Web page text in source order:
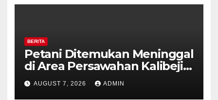
BERITA
Petani Ditemukan Meninggal
di Area Persawahan Kalibeji,
Polisi Pastikan Tidak Ada
Tanda Kekerasan
AUGUST 7, 2026 ADMIN